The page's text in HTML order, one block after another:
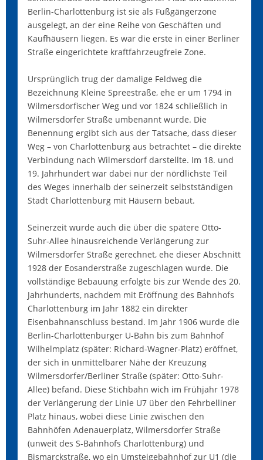
Berlin-Charlottenburg ist sie als Fußgängerzone
ausgelegt, an der eine Reihe von Geschäften und
Kaufhäusern liegen. Es war die erste in einer Berliner
Straße eingerichtete kraftfahrzeugfreie Zone.
Ursprünglich trug der damalige Feldweg die
Bezeichnung Kleine Spreestraße, ehe er um 1794 in
Wilmersdorfischer Weg und vor 1824 schließlich in
Wilmersdorfer Straße umbenannt wurde. Die
Benennung ergibt sich aus der Tatsache, dass dieser
Weg – von Charlottenburg aus betrachtet – die direkte
Verbindung nach Wilmersdorf darstellte. Im 18. und
19. Jahrhundert war dabei nur der nördlichste Teil
des Weges innerhalb der seinerzeit selbstständigen
Stadt Charlottenburg mit Häusern bebaut.
Seinerzeit wurde auch die über die spätere Otto-
Suhr-Allee hinausreichende Verlängerung zur
Wilmersdorfer Straße gerechnet, ehe dieser Abschnitt
1928 der Eosanderstraße zugeschlagen wurde. Die
vollständige Bebauung erfolgte bis zur Wende des 20.
Jahrhunderts, nachdem mit Eröffnung des Bahnhofs
Charlottenburg im Jahr 1882 ein direkter
Eisenbahnanschluss bestand. Im Jahr 1906 wurde die
Berlin-Charlottenburger U-Bahn bis zum Bahnhof
Wilhelmplatz (später: Richard-Wagner-Platz) eröffnet,
der sich in unmittelbarer Nähe der Kreuzung
Wilmersdorfer/Berliner Straße (später: Otto-Suhr-
Allee) befand. Diese Stichbahn wich im Frühjahr 1978
der Verlängerung der Linie U7 über den Fehrbelliner
Platz hinaus, wobei diese Linie zwischen den
Bahnhöfen Adenauerplatz, Wilmersdorfer Straße
(unweit des S-Bahnhofs Charlottenburg) und
Bismarckstraße, wo ein Umsteigebahnhof zur U1 (die